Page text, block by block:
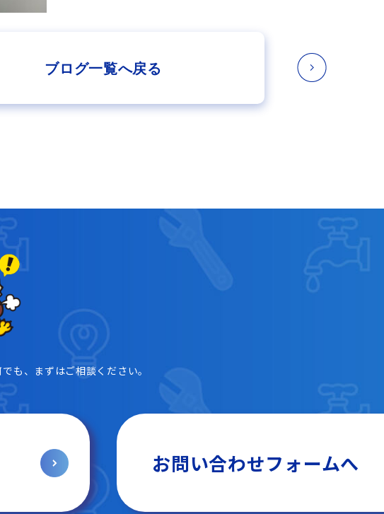
ブログ一覧へ戻る
も、まずはご相談ください。
お問い合わせフォームへ